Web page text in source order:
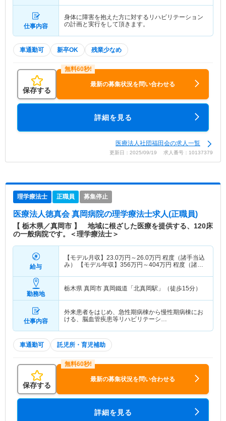
仕事内容
身体に障害を抱えた方に対するリハビリテーション
の計画と実行をして頂きます。
車通勤可 新卒OK 残業少なめ
保存する
最新の募集状況を問い合わせる
詳細を見る
医療法人社団福田会の求人一覧
更新日：2025/09/19 求人番号：10137379
理学療法士 正職員 募集停止
医療法人徳真会 真岡病院の理学療法士求人(正職員)
【 栃木県／真岡市 】 地域に根ざした医療を提供する、120床
の一般病院です。＜理学療法士＞
給与
【モデル月収】 23.0万円～26.0万円 程度（諸手当込
み） 【モデル年収】 356万円～404万円 程度（諸手
勤務地
栃木県 真岡市 真岡鐵道「北真岡駅」（徒歩15分）
仕事内容
外来患者をはじめ、急性期病棟から慢性期病棟にお
ける、脳血管疾患等リハビリテーシ…
車通勤可 託児所・育児補助
保存する
最新の募集状況を問い合わせる
詳細を見る